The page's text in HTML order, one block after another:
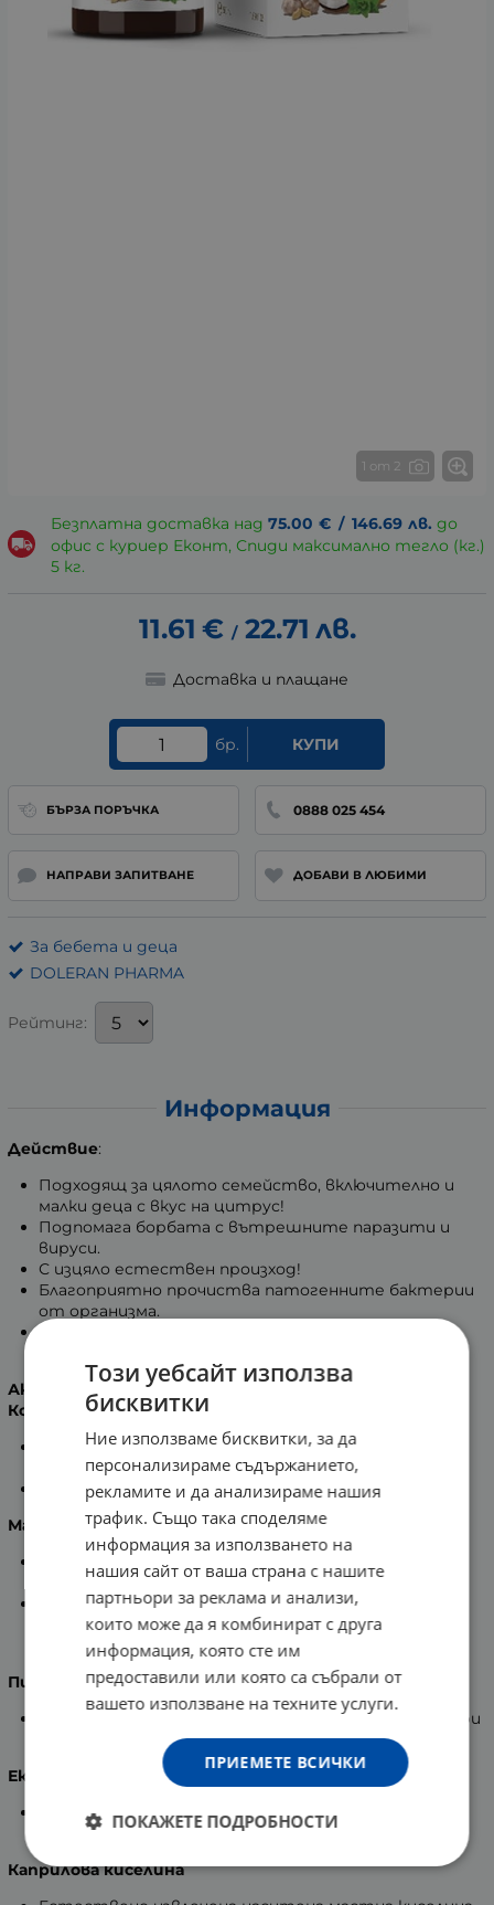
1 от 2
Безплатна доставка над 75.00 € / 146.69 лв. до
офис с куриер Еконт, Спиди максимално тегло (кг.)
5 кг.
11.61 € / 22.71 лв.
Доставка и плащане
бр. КУПИ
БЪРЗА ПОРЪЧКА 0888 025 454
НАПРАВИ ЗАПИТВАНЕ ДОБАВИ В ЛЮБИМИ
За бебета и деца
DOLERAN PHARMA
Рейтинг:
Информация
Действие:
Подходящ за цялото семейство, включително и
малки деца с вкус на цитрус!
Подпомага борбата с вътрешните паразити и
вируси.
С изцяло естествен произход!
Благоприятно прочиства патогенните бактерии
от организма.
Активни съставки:
Кокосово масло
Богато на средно верижни триглицериди, които
незабавно се изгарят като енергия.
С антиоксидантен ефект.
Масло от Риган
Силно пречиства и оказва полезен ефект върху
човешкото здраве.
Притежава две ключови съединения - карвакрол и
тимол, които повлияват на вредните
микроорганизми.
Пирантел
Противоглистно средство, което се използва при
заразяване с острици и кръгли глисти.
Екстракт от Чесън
Подсилва имунната система, храносмилането и
стомашно – чревната система.
Каприлова киселина
Този уебсайт използва
бисквитки
Ние използваме бисквитки, за да
персонализираме съдържанието,
рекламите и да анализираме нашия
трафик. Също така споделяме
информация за използването на
нашия сайт от ваша страна с нашите
партньори за реклама и анализи,
които може да я комбинират с друга
информация, която сте им
предоставили или която са събрали от
вашето използване на техните услуги.
ПРИЕМЕТЕ ВСИЧКИ
ПОКАЖЕТЕ ПОДРОБНОСТИ